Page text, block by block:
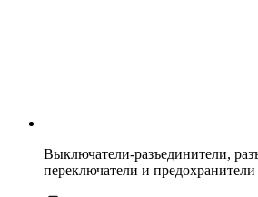
Выключатели-разъединители,
переключатели и предохранители